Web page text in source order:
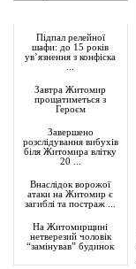
Підпал релейної
шафи: до 15 років
ув’язнення з конфіска
Завтра Житомир
прощатиметься з
Героєм
Завершено
розслідування вибухів
біля Житомира влітку
20 ...
Внаслідок ворожої
атаки на Житомир є
загиблі та постраж ...
На Житомирщині
нетверезий чоловік
“замінував” будинок